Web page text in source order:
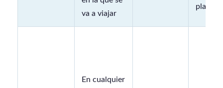
va a viajar
plazos.
En cualquier